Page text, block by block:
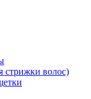
волос)